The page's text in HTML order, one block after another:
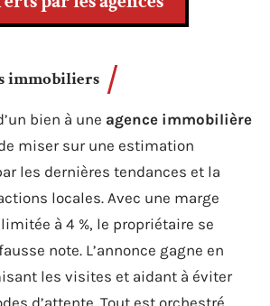
immobiliers
bien à une agence immobilière
miser sur une estimation
les dernières tendances et la
locales. Avec une marge
à 4 %, le propriétaire se
note. L’annonce gagne en
les visites et aidant à éviter
d’attente. Tout est orchestré